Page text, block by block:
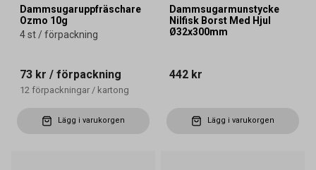
Dammsugaruppfräschare
Ozmo 10g
4 st / förpackning
73 kr / förpackning
12 förpackningar / kartong
Lägg i varukorgen
Dammsugarmunstycke
Nilfisk Borst Med Hjul
Ø32x300mm
442 kr
Lägg i varukorgen